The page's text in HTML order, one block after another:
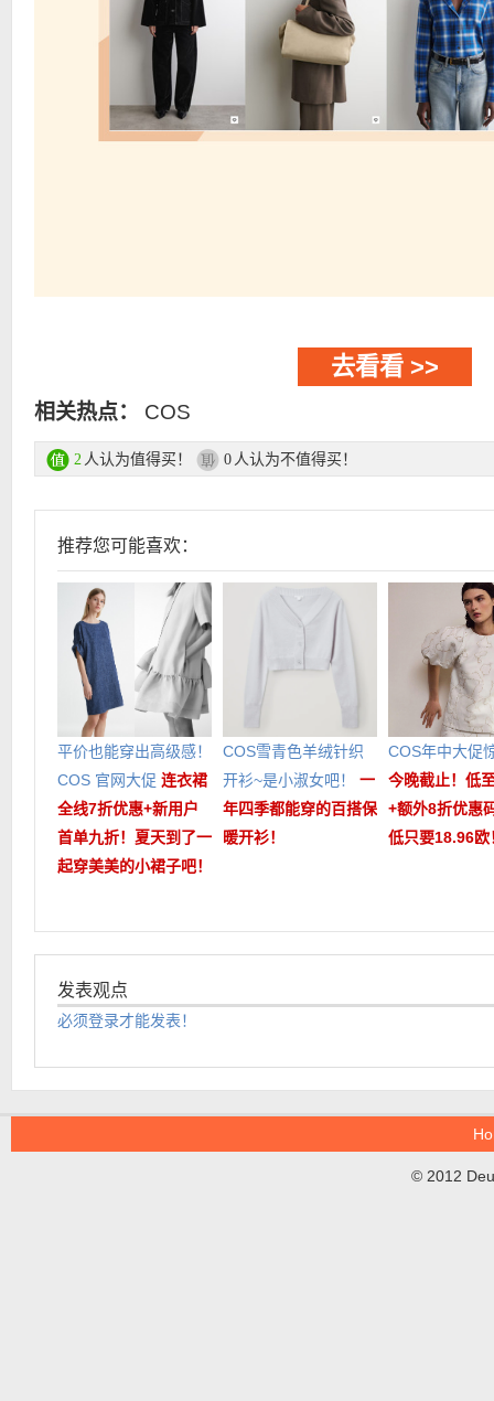
去看看 >>
相关热点： COS
2 人认为值得买！ 0 人认为不值得买！
推荐您可能喜欢：
平价也能穿出高级感！
COS 官网大促 连衣裙
全线7折优惠+新用户
首单九折！夏天到了一
起穿美美的小裙子吧！
COS雪青色羊绒针织
开衫~是小淑女吧！ 一
年四季都能穿的百搭保
暖开衫！
COS年中大促
今晚截止！低
+额外8折优惠
低只要18.96欧
发表观点
必须登录才能发表！
© 2012